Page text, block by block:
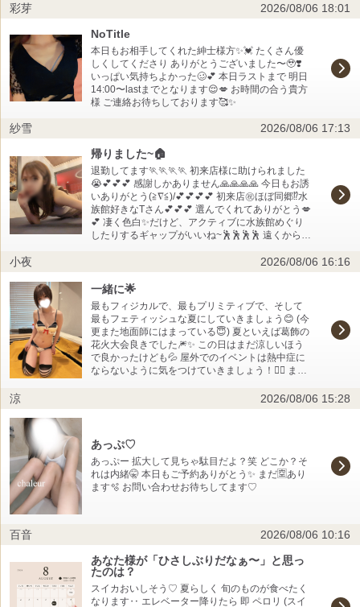
り「気持ちよすぎてどっかいっちゃった」なんだ
想状態でペロペロしてたからなぁ……何か心地よ
かった(爆)。 で、MFゴーストのコース走ってみた
いよねーって話してたでしょ？ 私は真鶴に行きた
い！ コース的にも好きだけど、ついでにお魚美味
しいから？(食い気)。 しかし、MFゴーストはサラ
ッと富士山噴火した前提の世界の話なのが恐ろし
以上です〜♡ さて、明日8/8土曜日、多くの方がお
盆休み初日ですが、私は出勤しますよー！ 朝9時～
14時受付終了までお待ちしております♡ 長期休暇
初日って、割と移動する方が多いからか案外混ん
でなかったりするんですよ。 なので、行こうかな
と思ったらお電話ないしネット予約で空き枠見て
みてね〜。 ではでは、また明日(*´³`*) ♡ お盆休
み、楽しんでね。
ャ、マッサージしながら色々お話できるの楽しみ
にお待ちしてます☺️💓 富士急ハイランドにリラッ
クマとかたれパンダとかすみっコぐらしのエリア
ができたらしい😻 ちょっとだけ行きたい💫 あとお
昼ご飯ゆで卵一個だけ食べて、筋トレや仕事、日
常生活してたら絶賛停滞期を迎えました🙄💫代謝
り追加してって言われたからバナナ1本食べてます
(⁠◡⁠ ⁠ω⁠ ⁠◡⁠)💓 澪♡
ただいたお言葉を素直に頂戴できるよう もっと自
分を磨いていきますね！ とっても柔和で優しい
雰囲気を 纏っているHさんとのひとときは 癒しも
加わり 心地良いの一言 でも いざ触れたら あんな
にも反応して悦んでくれるから 楽しくなっちゃっ
て つい意地悪な私が出てしまいました 可愛かっ
たな♡ お店までは遠き道のりかと思いますが
また遊びに来てくださることを 私も選択肢に加え
お誘い ありがとうございました！ エレベーター
前で対面したとき 少し驚いたような表情をされて
いたから 私じゃダメだったかな…と 少し不安にな
りましたが お部屋に入ったら そんな心配も吹っ
飛びました 私にされるがままになっているお姿も
耐えきれず…なお姿も 可愛くて もっと見ていたい
ほどでした 元気な精をたくさん ご馳走様でした
♡ …それから まさか ガンダムのお話が出来る
0083もまた見たくなりました 雪国あるある 冬の
体育一時間目は雪上サッカー⚽️ を 共感してもらえ
たのも嬉しかったー！ 楽しいしか無いひとときを
ご一緒させてくださり 本当にありがとうございま
した またの日をお待ちしておりますね
彩芽
2026/08/06 18:01
NoTitle
本日もお相手してくれた紳士様方✨💓 たくさん優
しくしてくださり ありがとうございました〜🥹❣️
いっぱい気持ちよかった🥴💕 本日ラストまで 明日
14:00〜lastまでとなります😌💋 お時間の合う貴方
様 ご連絡お待ちしております🥰✨
紗雪
2026/08/06 17:13
帰りました~🏠
退勤してます🏃🏃🏃🏃 初来店様に助けられました
😭💕💕💕 感謝しかありません🙏🙏🙏🙏 今日もお誘
いありがとう(≧∇≦)/💕💕💕💕 初来店㊗️ほぼ同郷⁉️水
族館好きなTさん💕💕💕 選んでくれてありがとう💋
💕 凄く色白✨️だけど、アクティブに水族館めぐり
したりするギャップがいいね~🕺🕺🕺🕺 遠くからわ
からの‼️ヌルヌル～ヌルヌル～ 2打席目に向か
う……が 男の潮〇き🐳🐳🐳🐳🐳🐳 よく話を聞くと
潮〇き体質だとか💪💪💪💪 豪快に出ました🐬🐬🐬
🐬 珍しい特殊な勤務で背中はカチカチで かなり疲
れてます💦 あまり自分からはお話しないタイプだ
けど 所々に優しさを感じました💕 会えて本当に良
かった(*^_^*) また良かったら会いに来てね👩🏻‍❤️‍👨🏻
👩🏻‍❤️‍👨🏻👩🏻‍❤️‍👨🏻👩🏻‍❤️‍👨🏻 初来店㊗️感性豊かな天才肌💕K
くん💕💕💕 選んでくれてありがとう💋💕 顔ちっさ
ゆったりリラクゼーション🧖‍♂️🧖‍♂️🧖‍♂️🧖‍♂️🧖‍♂️ その若さ
で40肩になったと⁉️ 確かにカチカチ😭😭😭 感情を
内に秘める感じで、独特な感性💫💫💫💫 見た目の
感じと違って 話せば話すほど熱い男だな！って思
いました❤️‍🔥❤️‍🔥 そんなに落ち着いているから、 きっ
に来てね💕💕💕💕 今日もありがとう💋💕 明日はお
休みです💁
小夜 2026/08/06 16:16
一緒に🌟
最もフィジカルで、最もプリミティブで、そして
最もフェティッシュな夏にしていきましょう😊 (今
更また地面師にはまっている😇) 夏といえば葛飾の
花火大会良きでした🎆✨ この日はまだ涼しいほう
で良かったけども💦 屋外でのイベントは熱中症に
ならないように気をつけていきましょう！🙇‍♂️ また
涼 2026/08/06 15:28
あっぷ♡
あっぷー 拡大して見ちゃ駄目だよ？笑 どこか？そ
れは内緒🤫 本日もご予約ありがとう✨️ まだ🈳あり
ます🫧 お問い合わせお待ちしてます♡
百音
2026/08/06 10:16
あなた様が「ひさしぶりだなぁ〜」と思っ
たのは？
スイカおいしそう♡ 夏らしく 旬のものが食べたく
なります‥ エレベーター降りたら 即 ペロリ (スイ